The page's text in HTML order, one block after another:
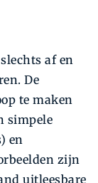
af en
De
te maken
simpele
en
zijn
uitleesbare